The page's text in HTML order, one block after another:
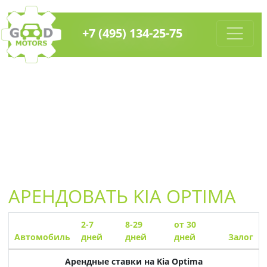
+7 (495) 134-25-75
АРЕНДОВАТЬ KIA OPTIMA
Автомобиль
2-7
дней
8-29
дней
от 30
дней
Залог
Арендные ставки на Kia Optima